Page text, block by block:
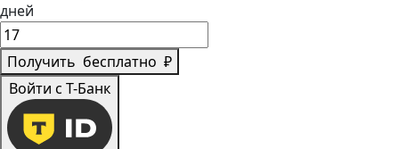
дней
Получить бесплатно ₽
Войти с Т-Банк